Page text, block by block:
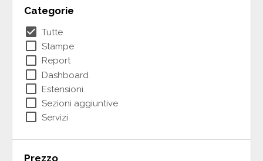
Categorie
check_box Tutte
check_box_outline_blank Stampe
check_box_outline_blank Report
check_box_outline_blank Dashboard
check_box_outline_blank Estensioni
check_box_outline_blank Sezioni aggiuntive
check_box_outline_blank Servizi
Prezzo